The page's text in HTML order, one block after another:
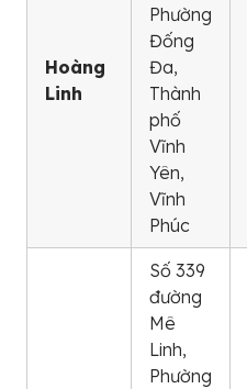
Hoàng
Linh
Phường
Đống
Đa,
Thành
phố
Vĩnh
Yên,
Vĩnh
Phúc
Số 339
đường
Mê
Linh,
Phường